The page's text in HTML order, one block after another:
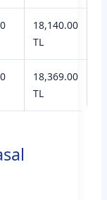
18,140.00
TL
18,369.00
TL